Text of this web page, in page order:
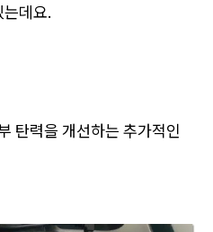
데요.
탄력을 개선하는 추가적인